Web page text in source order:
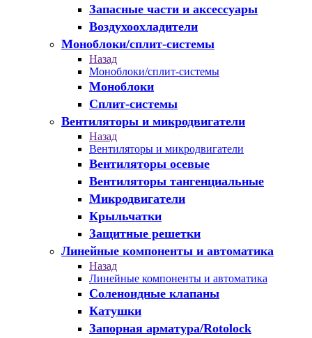
Запасные части и аксессуары
Воздухоохладители
Моноблоки/сплит-системы
Назад
Моноблоки/сплит-системы
Моноблоки
Сплит-системы
Вентиляторы и микродвигатели
Назад
Вентиляторы и микродвигатели
Вентиляторы осевые
Вентиляторы тангенциальные
Микродвигатели
Крыльчатки
Защитные решетки
Линейные компоненты и автоматика
Назад
Линейные компоненты и автоматика
Соленоидные клапаны
Катушки
Запорная арматура/Rotolock